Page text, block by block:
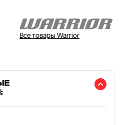
Все товары Warrior